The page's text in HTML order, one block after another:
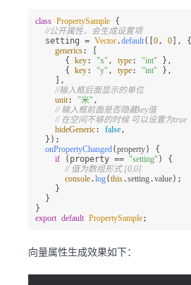
class PropertySample {
//公开属性，会生成设置项
  setting =
Vector.default([ 0, 0 ], {
generics: [
      {
key: "x" , type: "int" },
      {
key: "y" , type: "int" },
    ],
//输入框后面显示的单位
unit: "米" ,
// 输入框前面是否隐藏key值
// 在空间不够的时候 可以设置为true
hideGeneric: false,
  });
onPropertyChanged(property) {
if (property == "setting" ) {
// 值为数组形式 [0,0]
console.log(this.setting.value);
    }
  }
export default PropertySample;
向量属性生成效果如下：